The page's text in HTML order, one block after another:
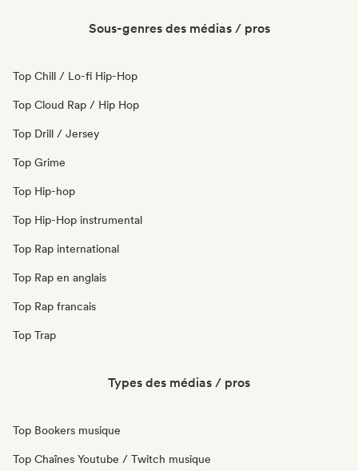
Sous-genres des médias / pros
Top Chill / Lo-fi Hip-Hop
Top Cloud Rap / Hip Hop
Top Drill / Jersey
Top Grime
Top Hip-hop
Top Hip-Hop instrumental
Top Rap international
Top Rap en anglais
Top Rap francais
Top Trap
Types des médias / pros
Top Bookers musique
Top Chaînes Youtube / Twitch musique